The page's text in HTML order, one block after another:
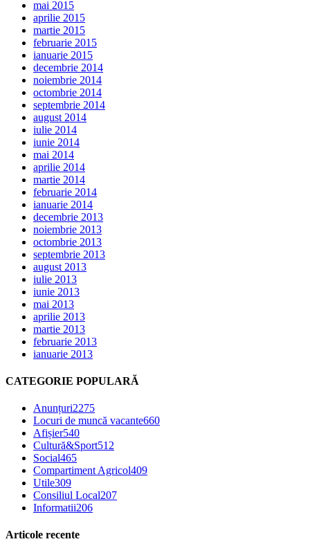
mai 2015
aprilie 2015
martie 2015
februarie 2015
ianuarie 2015
decembrie 2014
noiembrie 2014
octombrie 2014
septembrie 2014
august 2014
iulie 2014
iunie 2014
mai 2014
aprilie 2014
martie 2014
februarie 2014
ianuarie 2014
decembrie 2013
noiembrie 2013
octombrie 2013
septembrie 2013
august 2013
iulie 2013
iunie 2013
mai 2013
aprilie 2013
martie 2013
februarie 2013
ianuarie 2013
CATEGORIE POPULARĂ
Anunțuri2275
Locuri de muncă vacante660
Afișier540
Cultură&Sport512
Social465
Compartiment Agricol409
Utile309
Consiliul Local207
Informatii206
Articole recente